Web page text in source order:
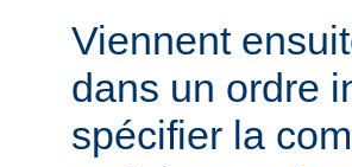
Viennent
dans un ordre
spécifier la